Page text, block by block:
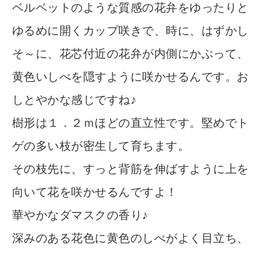
ベルベットのような質感の花弁をゆったりと
ゆるめに開くカップ咲きで、時に、はずかし
そ～に、花芯付近の花弁が内側にかぶって、
黄色いしべを隠すように咲かせるんです。お
しとやかな感じですね♪
樹形は１．２ｍほどの直立性です。堅めでト
ゲの多い枝が密生して育ちます。
その枝先に、すっと背筋を伸ばすように上を
向いて花を咲かせるんですよ！
華やかなダマスクの香り♪
深みのある花色に黄色のしべがよく目立ち、